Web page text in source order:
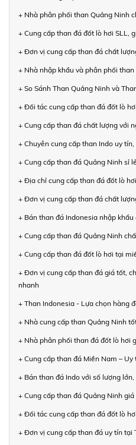
+ Nhà phân phối than Quảng Ninh
+ Cung cấp than đá đốt lò hơi SLL,
+ Đơn vị cung cấp than đá chất
+ Nhà nhập khẩu và phân phối
+ So Sánh Than Quảng Ninh và
+ Đối tác cung cấp than đá đốt lò
+ Cung cấp than đá chất lượng với
+ Chuyên cung cấp than Indo uy
+ Cung cấp than đá Quảng Ninh sỉ
+ Địa chỉ cung cấp than đá đốt lò
+ Đơn vị cung cấp than đá chất
+ Bán than đá Indonesia nhập
+ Cung cấp than đá Quảng Ninh
+ Cung cấp than đá đốt lò hơi tại
+ Đơn vị cung cấp than đá giá tốt,
nhanh
+ Than Indonesia - Lựa chọn hàng
+ Nhà cung cấp than Quảng Ninh
+ Nhà phân phối than đá đốt lò hơi
+ Cung cấp than đá Miền Nam – Uy
+ Bán than đá Indo với số lượng
+ Cung cấp than đá Quảng Ninh
+ Đối tác cung cấp than đá đốt lò
+ Đơn vị cung cấp than đá uy tín tại